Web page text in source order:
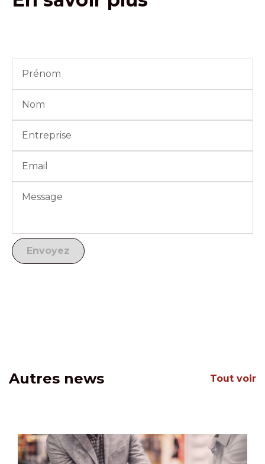
Autres news Tout voir